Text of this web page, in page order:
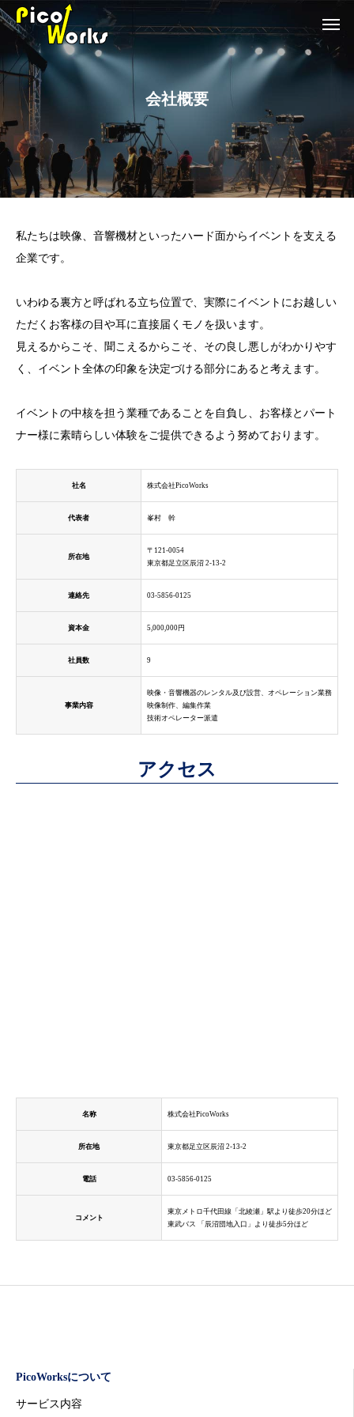
会社概要
私たちは映像、音響機材といったハード面からイベントを支える
企業です。
いわゆる裏方と呼ばれる立ち位置で、実際にイベントにお越しい
ただくお客様の目や耳に直接届くモノを扱います。
見えるからこそ、聞こえるからこそ、その良し悪しがわかりやす
く、イベント全体の印象を決定づける部分にあると考えます。
イベントの中核を担う業種であることを自負し、お客様とパート
ナー様に素晴らしい体験をご提供できるよう努めております。
社名 株式会社PicoWorks
代表者 峯村 幹
所在地
〒121-0054
東京都足立区辰沼 2-13-2
連絡先 03-5856-0125
資本金 5,000,000円
社員数 9
事業内容
映像・音響機器のレンタル及び設営、オペレーション業務
映像制作、編集作業
技術オペレーター派遣
アクセス
名称 株式会社PicoWorks
所在地 東京都足立区辰沼 2-13-2
電話 03-5856-0125
コメント
東京メトロ千代田線「北綾瀬」駅より徒歩20分ほど
東武バス 「辰沼団地入口」より徒歩5分ほど
PicoWorksについて
サービス内容